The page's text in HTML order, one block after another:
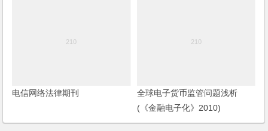
电信网络法律期刊
全球电子货币监管问题浅析
(《金融电子化》2010)